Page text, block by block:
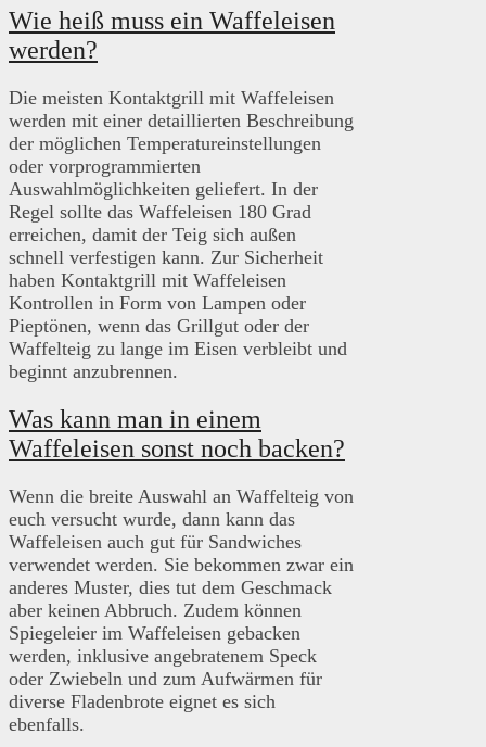
Wie heiß muss ein Waffeleisen
werden?
Die meisten Kontaktgrill mit Waffeleisen
werden mit einer detaillierten Beschreibung
der möglichen Temperatureinstellungen
oder vorprogrammierten
Auswahlmöglichkeiten geliefert. In der
Regel sollte das Waffeleisen 180 Grad
erreichen, damit der Teig sich außen
schnell verfestigen kann. Zur Sicherheit
haben Kontaktgrill mit Waffeleisen
Kontrollen in Form von Lampen oder
Pieptönen, wenn das Grillgut oder der
Waffelteig zu lange im Eisen verbleibt und
beginnt anzubrennen.
Was kann man in einem
Waffeleisen sonst noch backen?
Wenn die breite Auswahl an Waffelteig von
euch versucht wurde, dann kann das
Waffeleisen auch gut für Sandwiches
verwendet werden. Sie bekommen zwar ein
anderes Muster, dies tut dem Geschmack
aber keinen Abbruch. Zudem können
Spiegeleier im Waffeleisen gebacken
werden, inklusive angebratenem Speck
oder Zwiebeln und zum Aufwärmen für
diverse Fladenbrote eignet es sich
ebenfalls.